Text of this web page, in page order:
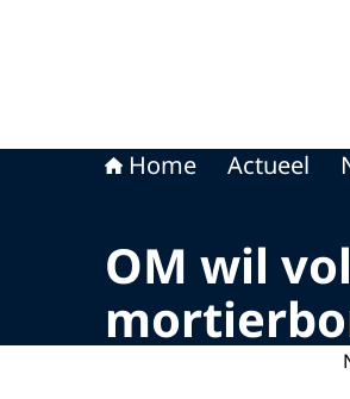
Home Actueel
OM wil